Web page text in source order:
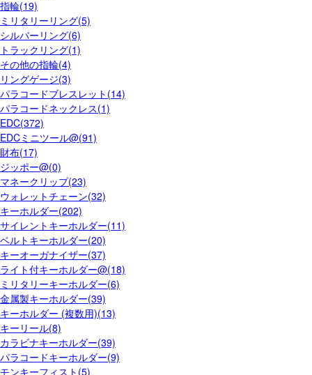
指輪(19)
ミリタリーリング(5)
シルバーリング(6)
トラックリング(1)
その他の指輪(4)
リングゲージ(3)
パラコードブレスレット(14)
パラコードネックレス(1)
EDC(372)
EDCミニツール@(91)
財布(17)
ジッポー@(0)
マネークリップ(23)
ウォレットチェーン(32)
キーホルダー(202)
サイレントキーホルダー(11)
ベルトキーホルダー(20)
キーオーガナイザー(37)
ライト付キーホルダー@(18)
ミリタリーキーホルダー(6)
金属製キーホルダー(39)
キーホルダー (複数用)(13)
キーリール(8)
カラビナキーホルダー(39)
パラコードキーホルダー(9)
モンキーフィスト(5)